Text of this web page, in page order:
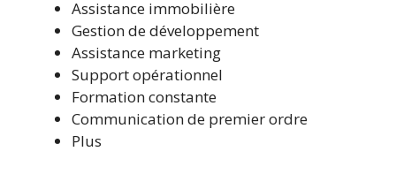
Assistance immobilière
Gestion de développement
Assistance marketing
Support opérationnel
Formation constante
Communication de premier ordre
Plus